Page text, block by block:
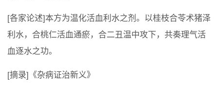
[各家论述]本方为温化活血利水之剂。以桂枝合苓术猪泽
利水，合桃仁活血通瘀，合二丑温中攻下，共奏理气活
血逐水之功。
[摘录]《杂病证治新义》